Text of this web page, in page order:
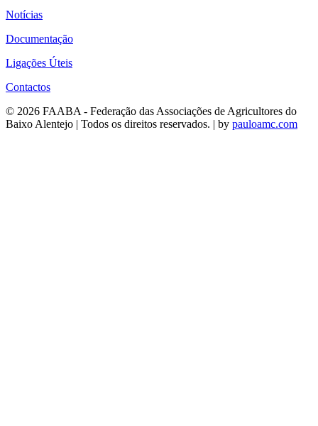
Notícias
Documentação
Ligações Úteis
Contactos
© 2026 FAABA - Federação das Associações de Agricultores do
Baixo Alentejo | Todos os direitos reservados. | by pauloamc.com